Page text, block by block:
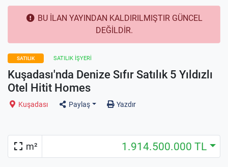
BU İLAN YAYINDAN KALDIRILMIŞTIR GÜNCEL
DEĞİLDİR.
SATILIK SATILIK İŞYERI
Kuşadası'nda Denize Sıfır Satılık 5 Yıldızlı
Otel Hitit Homes
Kuşadası Paylaş Yazdır
m² 1.914.500.000 TL